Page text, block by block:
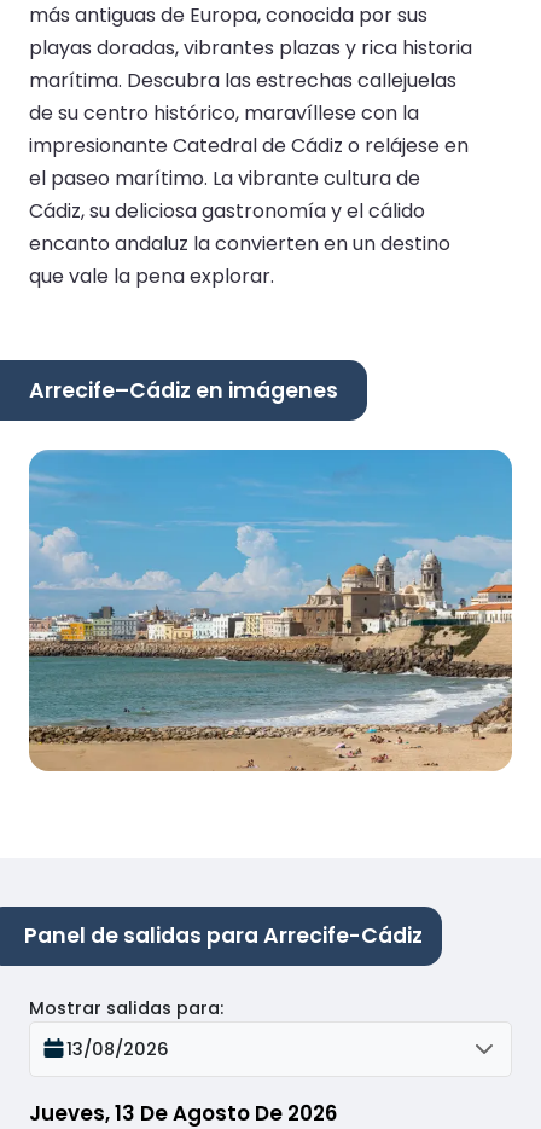
más antiguas de Europa, conocida por sus
playas doradas, vibrantes plazas y rica historia
marítima. Descubra las estrechas callejuelas
de su centro histórico, maravíllese con la
impresionante Catedral de Cádiz o relájese en
el paseo marítimo. La vibrante cultura de
Cádiz, su deliciosa gastronomía y el cálido
encanto andaluz la convierten en un destino
que vale la pena explorar.
Arrecife–Cádiz en imágenes
Panel de salidas para Arrecife-Cádiz
Jueves, 13 De Agosto De 2026
Mostrar salidas para:
13/08/2026